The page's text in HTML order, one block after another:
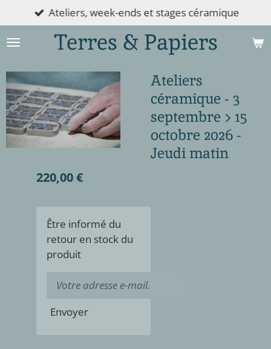
Passer
au
contenu
Terres & Papiers
Ateliers, week-ends et stages céramique
Ateliers
céramique - 3
septembre > 15
octobre 2026 -
Jeudi matin
220,00 €
Être informé du
retour en stock du
produit
Envoyer